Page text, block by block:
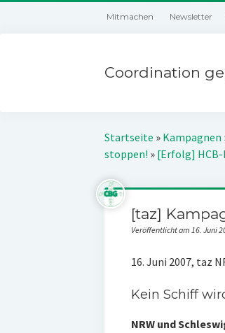
Mitmachen Newsletter
Coordination
Startseite » Kampagnen
stoppen! » [Erfolg]
[taz]
Veröffentlicht am 16. Juni
16. Juni 2007, taz
Kein Schiff
NRW und